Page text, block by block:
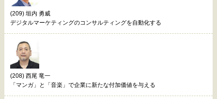
(209) 垣内 勇威
デジタルマーケティングのコンサルティングを自動化する
(208) 西尾 竜一
「マンガ」と「音楽」で企業に新たな付加価値を与える